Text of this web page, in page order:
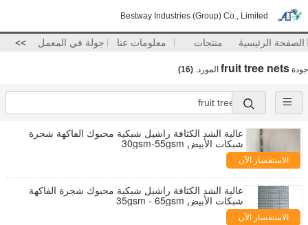
Bestway Industries (Group) Co., Limited
الصفحة الرئيسية منتجات معلومات عنا جولة في المعمل >>
جودة fruit tree nets المورد. (16)
عالية الشد الكثافة راشيل شبكية محبوك الفاكهة شجرة
شبكات الأبيض 30gsm-55gsm
الاستفسار الآن
عالية الشد الكثافة راشيل شبكية محبوك شجرة الفاكهة
شبكات الأبيض 35gsm - 65gsm
الاستفسار الآن